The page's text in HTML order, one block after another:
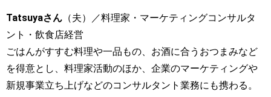
Tatsuyaさん （夫）／料理家・マーケティングコンサルタ
ント・飲食店経営
ごはんがすすむ料理や一品もの、お酒に合うおつまみなど
を得意とし、料理家活動のほか、企業のマーケティングや
新規事業立ち上げなどのコンサルタント業務にも携わる。